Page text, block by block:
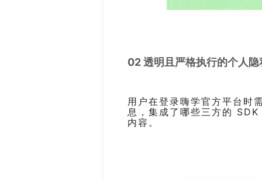
02 透明且严格执行的个人隐
用户在登录嗨学官方平台时
息，集成了哪些三方的
内容。